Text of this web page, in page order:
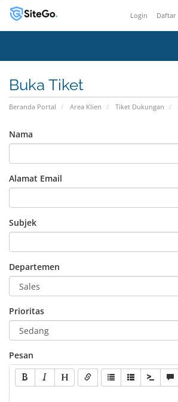
Login Daftar
Buka Tiket
Beranda Portal Area Klien Tiket Dukungan
Nama
Alamat Email
Subjek
Departemen
Prioritas
Pesan